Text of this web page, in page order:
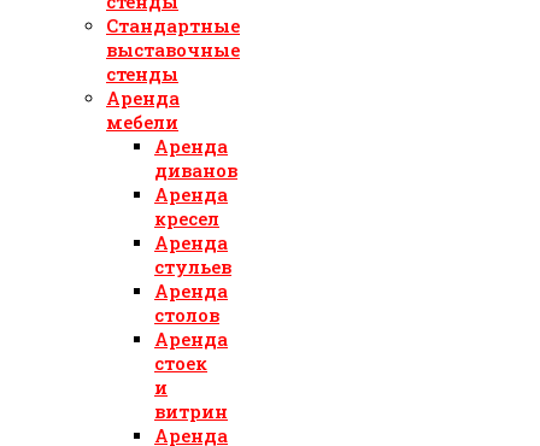
Стандартные
выставочные
стенды
Аренда
мебели
Аренда
диванов
Аренда
кресел
Аренда
стульев
Аренда
столов
Аренда
стоек
и
витрин
Аренда